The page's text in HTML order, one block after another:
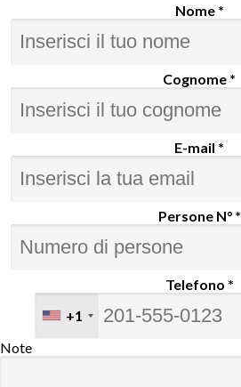
Nome *
Cognome *
E-mail *
Persone N° *
Telefono *
+1
Note